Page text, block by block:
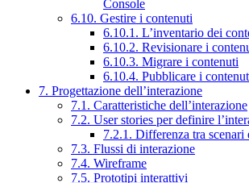
Console
6.10. Gestire i contenuti
6.10.1. L’inventario dei
6.10.2. Revisionare i
6.10.3. Migrare i contenuti
6.10.4. Pubblicare i
7. Progettazione dell’interazione
7.1. Caratteristiche dell’interazione
7.2. User stories per definire
7.2.1. Differenza tra scenari
7.3. Flussi di interazione
7.4. Wireframe
7.5. Prototipi interattivi